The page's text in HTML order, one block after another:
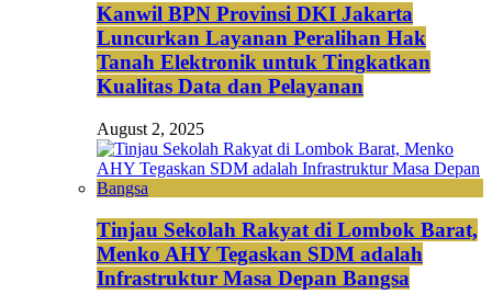
Kanwil BPN Provinsi DKI Jakarta
Luncurkan Layanan Peralihan Hak
Tanah Elektronik untuk Tingkatkan
Kualitas Data dan Pelayanan
August 2, 2025
Tinjau Sekolah Rakyat di Lombok Barat,
Menko AHY Tegaskan SDM adalah
Infrastruktur Masa Depan Bangsa